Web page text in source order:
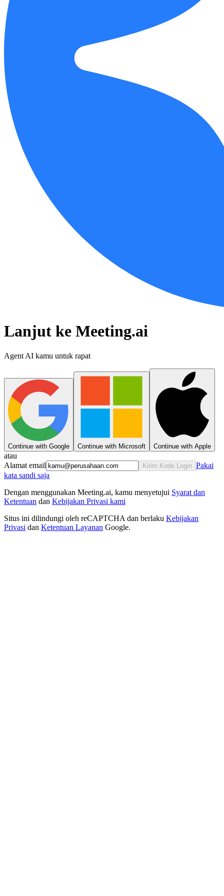
Lanjut ke Meeting.ai
Agent AI kamu untuk rapat
Continue with Google Continue with Microsoft Continue with Apple
atau
Alamat email
Kirim Kode Login Pakai
kata sandi saja
Dengan menggunakan Meeting.ai, kamu menyetujui Syarat dan
Ketentuan dan Kebijakan Privasi kami
Situs ini dilindungi oleh reCAPTCHA dan berlaku Kebijakan
Privasi dan Ketentuan Layanan Google.